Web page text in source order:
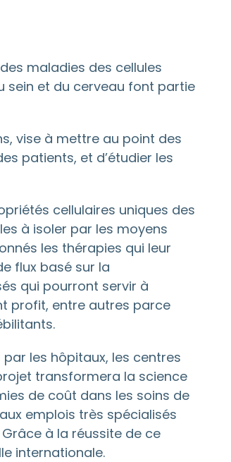
maladies des cellules
sein et du cerveau font partie
vise à mettre au point des
patients, et d’étudier les
cellulaires uniques des
à isoler par les moyens
les thérapies qui leur
flux basé sur la
qui pourront servir à
profit, entre autres parce
les hôpitaux, les centres
transformera la science
de coût dans les soins de
emplois très spécialisés
à la réussite de ce
internationale.